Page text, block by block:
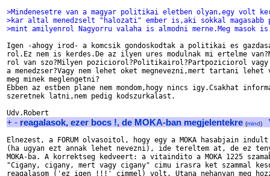
>Mindenesetre van a magyar politikai eletben olyan,egy volt
>kar altal menedzselt "halozati" ember is,aki sokkal magasabb
>mint amilyenrol Nagyorru valaha is almodni merne.Meg masok
Igen -ahogy irod- a komcsik gondoskodtak a politikai es
rol.Ez nem is kerdes.De az ilyen ures modulnak mi ertelme
rol van szo?Milyen poziciorol?Politikairol?Partpoziciorol
a menedzser?Vagy nem lehet oket megnevezni,mert tartani lehet
meg minek meglengetni?
Ebben az estben plane nem mondom,hogy nincs igy.Csakhat
szeretnek latni,nem pedig kodszurkalast.
+ - reagalasok, ezer bocs !, de MOKA-ban megjelentekre (mind)
Elnezest, a FORUM olvasoitol, hogy egy a MOKA hasabjain
(ha ugyan ezt annak lehet nevezni), ide tereltem at, de ez
MOKA-ba. A korrektseg kedveert: a vitaindito a MOKA 1225
"Cigany, cigany, mert vagy cigany" cimu irasra ket szammal
reagalasom ('ez igen !!!' cimmel) volt. Utana nehanyan meg